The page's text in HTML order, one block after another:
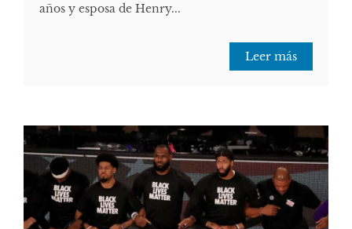
años y esposa de Henry...
Leer más